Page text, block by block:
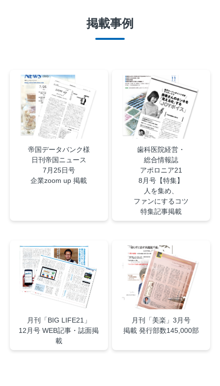
掲載事例
帝国データバンク様
日刊帝国ニュース
7月25日号
企業zoom up 掲載
歯科医院経営・
総合情報誌
アポロニア21
8月号【特集】
人を集め、
ファンにするコツ
特集記事掲載
月刊「BIG LIFE21」
12月号 WEB記事・誌面掲
載
月刊「美楽」3月号
掲載 発行部数145,000部